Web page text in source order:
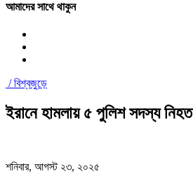
আমাদের সাথে থাকুন
/বিশ্বজুড়ে
ইরানে হামলায় ৫ পুলিশ সদস্য নিহত
শনিবার, আগস্ট ২৩, ২০২৫